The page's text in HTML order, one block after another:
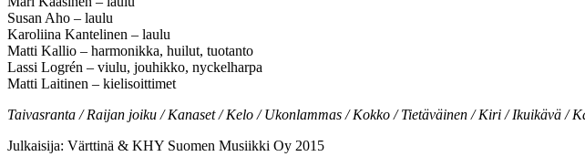
Susan Aho – laulu
Karoliina Kantelinen – laulu
Matti Kallio – harmonikka, huilut, tuotanto
Lassi Logrén – viulu, jouhikko, nyckelharpa
Matti Laitinen – kielisoittimet
Taivasranta / Raijan joiku / Kanaset / Kelo / Ukonlammas / Kokko / Tietäväinen / Kiri / Ikuikävä /
Julkaisija: Värttinä & KHY Suomen Musiikki Oy 2015